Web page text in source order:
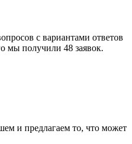
с вариантами ответов
мы получили 48 заявок.
и предлагаем то, что может